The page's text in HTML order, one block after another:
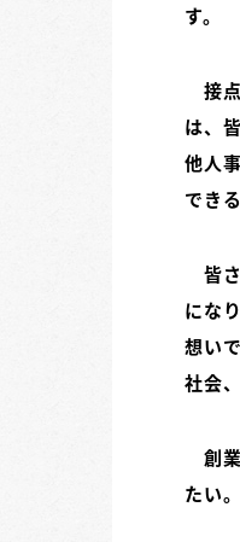
す。
接
は、
他人
でき
皆
にな
想い
社会
創
たい